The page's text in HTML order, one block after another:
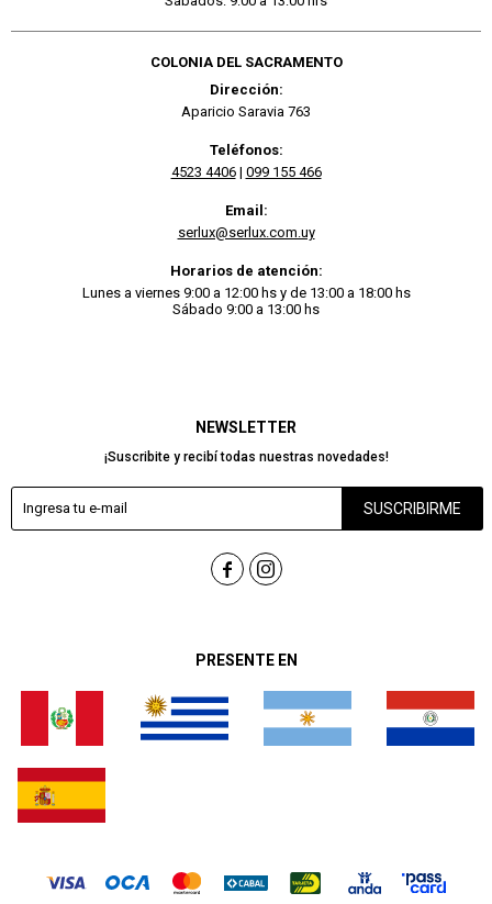
PRESENTE EN
NEWSLETTER
¡Suscribite y recibí todas nuestras novedades!
SUSCRIBIRME
 
COLONIA DEL SACRAMENTO
Dirección:
Aparicio Saravia 763
Teléfonos:
4523 4406| 099 155 466
Email:
serlux@serlux.com.uy
Horarios de atención:
Lunes a viernes 9:00 a 12:00 hs y de 13:00 a 18:00 hs
Sábado 9:00 a 13:00 hs